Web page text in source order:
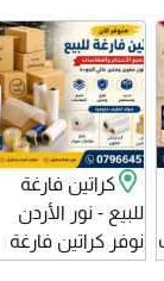
كراتين فارغة
للبيع - نور الأردن
نوفر كراتين فارغة
قوية ومتينة بجميع